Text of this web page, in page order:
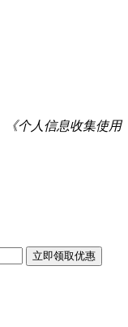
《个人信息收集使用